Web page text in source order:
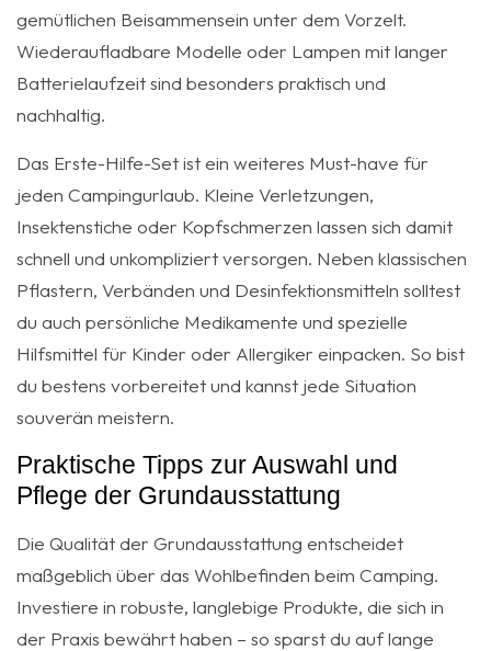
gemütlichen Beisammensein unter dem Vorzelt.
Wiederaufladbare Modelle oder Lampen mit langer
Batterielaufzeit sind besonders praktisch und
nachhaltig.
Das Erste-Hilfe-Set ist ein weiteres Must-have für
jeden Campingurlaub. Kleine Verletzungen,
Insektenstiche oder Kopfschmerzen lassen sich damit
schnell und unkompliziert versorgen. Neben klassischen
Pflastern, Verbänden und Desinfektionsmitteln solltest
du auch persönliche Medikamente und spezielle
Hilfsmittel für Kinder oder Allergiker einpacken. So bist
du bestens vorbereitet und kannst jede Situation
souverän meistern.
Praktische Tipps zur Auswahl und
Pflege der Grundausstattung
Die Qualität der Grundausstattung entscheidet
maßgeblich über das Wohlbefinden beim Camping.
Investiere in robuste, langlebige Produkte, die sich in
der Praxis bewährt haben – so sparst du auf lange